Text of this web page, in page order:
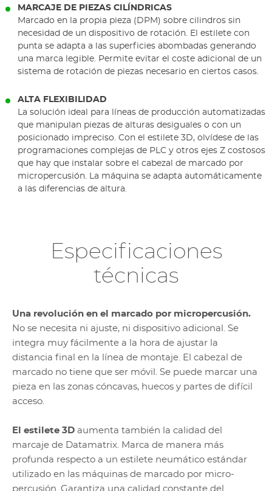
MARCAJE DE PIEZAS CILÍNDRICAS
Marcado en la propia pieza (DPM) sobre cilindros sin
necesidad de un dispositivo de rotación. El estilete con
punta se adapta a las superficies abombadas generando
una marca legible. Permite evitar el coste adicional de un
sistema de rotación de piezas necesario en ciertos casos.
ALTA FLEXIBILIDAD
La solución ideal para líneas de producción automatizadas
que manipulan piezas de alturas desiguales o con un
posicionado impreciso. Con el estilete 3D, olvídese de las
programaciones complejas de PLC y otros ejes Z costosos
que hay que instalar sobre el cabezal de marcado por
micropercusión. La máquina se adapta automáticamente
a las diferencias de altura.
Especificaciones
técnicas
Una revolución en el marcado por micropercusión.
No se necesita ni ajuste, ni dispositivo adicional. Se
integra muy fácilmente a la hora de ajustar la
distancia final en la línea de montaje. El cabezal de
marcado no tiene que ser móvil. Se puede marcar una
pieza en las zonas cóncavas, huecos y partes de difícil
acceso.
El estilete 3D aumenta también la calidad del
marcaje de Datamatrix. Marca de manera más
profunda respecto a un estilete neumático estándar
utilizado en las máquinas de marcado por micro-
percusión. Garantiza una calidad constante del